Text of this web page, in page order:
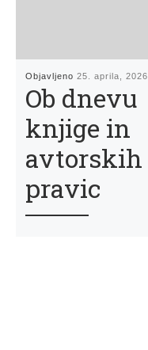
Objavljeno25. aprila, 2026
Ob dnevu
knjige in
avtorskih
pravic